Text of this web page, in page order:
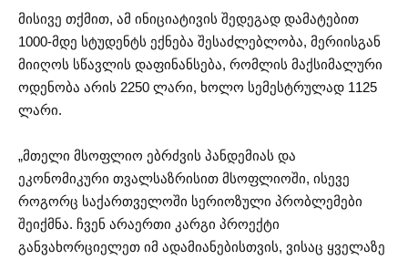
მისივე თქმით, ამ ინიციატივის შედეგად დამატებით
1000-მდე სტუდენტს ექნება შესაძლებლობა, მერიისგან
მიიღოს სწავლის დაფინანსება, რომლის მაქსიმალური
ოდენობა არის 2250 ლარი, ხოლო სემესტრულად 1125
ლარი.
„მთელი მსოფლიო ებრძვის პანდემიას და
ეკონომიკური თვალსაზრისით მსოფლიოში, ისევე
როგორც საქართველოში სერიოზული პრობლემები
შეიქმნა. ჩვენ არაერთი კარგი პროექტი
განვახორციელეთ იმ ადამიანებისთვის, ვისაც ყველაზე